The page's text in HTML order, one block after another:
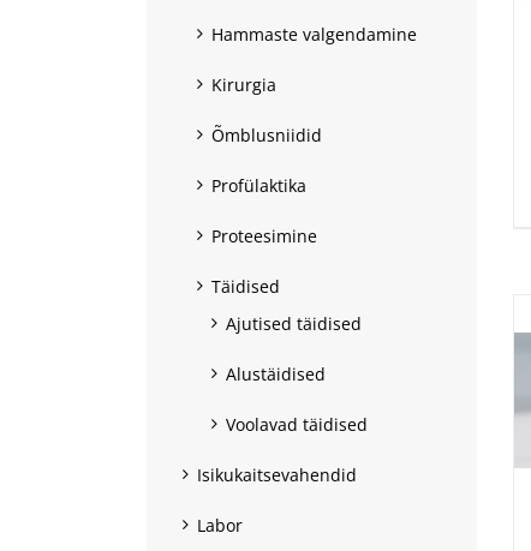
Hammaste valgendamine
Kirurgia
Õmblusniidid
Profülaktika
Proteesimine
Täidised
Ajutised täidised
Alustäidised
Voolavad täidised
Isikukaitsevahendid
Labor